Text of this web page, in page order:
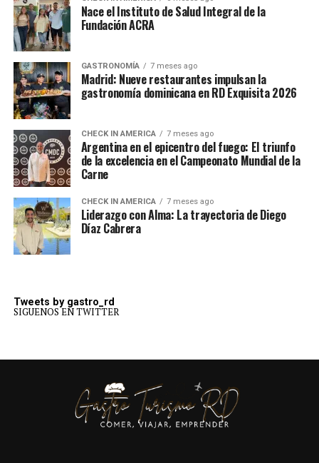
Nace el Instituto de Salud Integral de la
Fundación ACRA
GASTRONOMÍA 7 meses ago
Madrid: Nueve restaurantes impulsan la
gastronomía dominicana en RD Exquisita 2026
CHECK IN AMERICA 7 meses ago
Argentina en el epicentro del fuego: El triunfo
de la excelencia en el Campeonato Mundial de la
Carne
CHECK IN AMERICA 7 meses ago
Liderazgo con Alma: La trayectoria de Diego
Díaz Cabrera
Tweets by gastro_rd
SIGUENOS EN TWITTER